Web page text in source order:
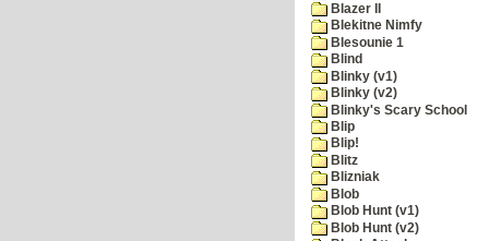
Blazer II
Blekitne Nimfy
Blesounie 1
Blind
Blinky (v1)
Blinky (v2)
Blinky's Scary School
Blip
Blip!
Blitz
Blizniak
Blob
Blob Hunt (v1)
Blob Hunt (v2)